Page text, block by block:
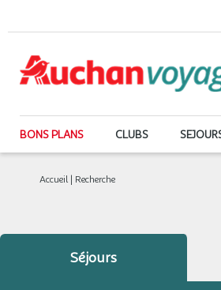
BONS PLANS CLUBS
Accueil Recherche
Séjours